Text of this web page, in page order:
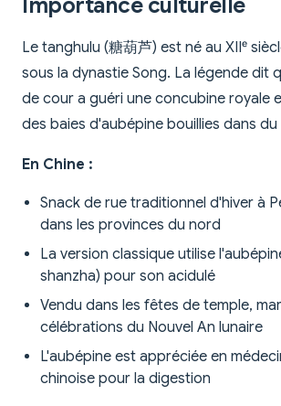
Le tanghulu (糖葫芦) est né au XIIᵉ
sous la dynastie Song. La légende dit
de cour a guéri une concubine royale
des baies d'aubépine bouillies dans
En Chine :
Snack de rue traditionnel d'hiver à
dans les provinces du nord
La version classique utilise
shanzha) pour son acidulé
Vendu dans les fêtes de temple,
célébrations du Nouvel An lunaire
L'aubépine est appréciée en
chinoise pour la digestion